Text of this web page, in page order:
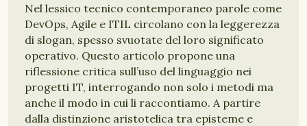
Nel lessico tecnico contemporaneo parole come
DevOps, Agile e ITIL circolano con la leggerezza
di slogan, spesso svuotate del loro significato
operativo. Questo articolo propone una
riflessione critica sull’uso del linguaggio nei
progetti IT, interrogando non solo i metodi ma
anche il modo in cui li raccontiamo. A partire
dalla distinzione aristotelica tra episteme e